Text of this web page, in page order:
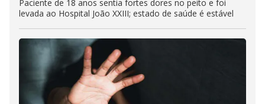
Paciente de 18 anos sentia fortes dores no peito e foi
levada ao Hospital João XXIII; estado de saúde é estável